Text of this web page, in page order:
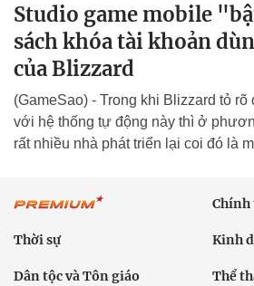
Studio game mobile
sách khóa tài khoản
của Blizzard
(GameSao) - Trong khi Blizzard tỏ rõ
với hệ thống tự động này thì ở
rất nhiều nhà phát triển lại coi đó là
Thời sự Kinh
Dân tộc và Tôn giáo Thể